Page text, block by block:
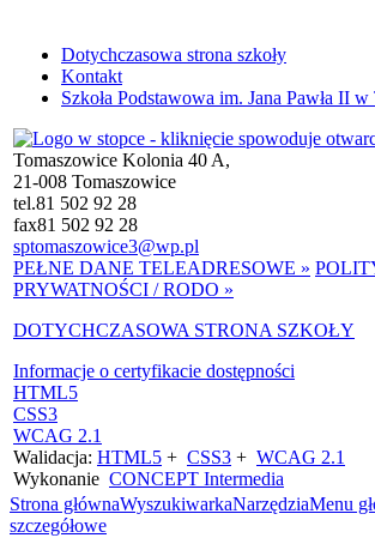
Dotychczasowa strona szkoły
Kontakt
Szkoła Podstawowa im. Jana Pawła II
Tomaszowice Kolonia 40 A,
21-008 Tomaszowice
tel.81 502 92 28
fax81 502 92 28
sptomaszowice3@wp.pl
PEŁNE DANE TELEADRESOWE »
PRYWATNOŚCI / RODO »
DOTYCHCZASOWA STRONA SZKOŁY
Informacje o certyfikacie dostępności
HTML5
CSS3
WCAG 2.1
Walidacja: HTML5 + CSS3 + WCAG 2.1
Wykonanie CONCEPT Intermedia
Strona głównaWyszukiwarkaNarzędziaMenu
szczegółowe